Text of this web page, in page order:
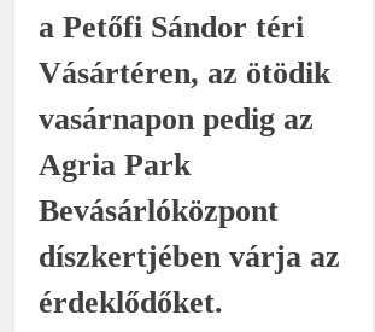
a Petőfi Sándor téri
Vásártéren, az ötödik
vasárnapon pedig az
Agria Park
Bevásárlóközpont
díszkertjében várja az
érdeklődőket.